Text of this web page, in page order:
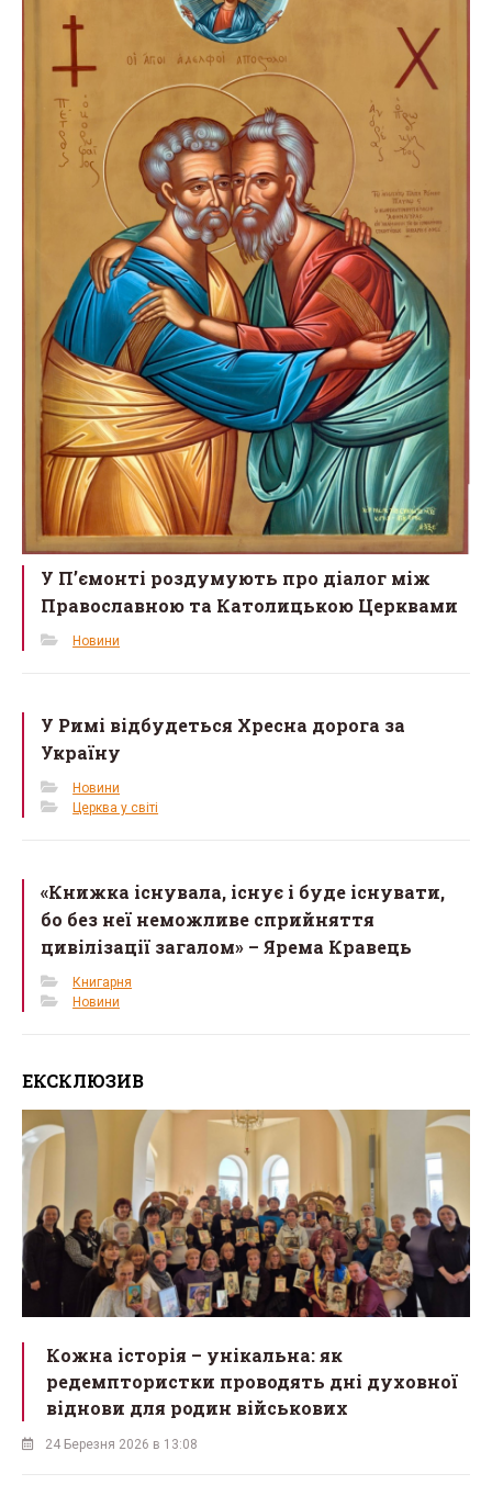
У П’ємонті роздумують про діалог між
Православною та Католицькою Церквами
Новини
У Римі відбудеться Хресна дорога за
Україну
Новини
Церква у світі
«Книжка існувала, існує і буде існувати,
бо без неї неможливе сприйняття
цивілізації загалом» – Ярема Кравець
Книгарня
Новини
ЕКСКЛЮЗИВ
Кожна історія – унікальна: як
редемптористки проводять дні духовної
віднови для родин військових
24 Березня 2026 в 13:08